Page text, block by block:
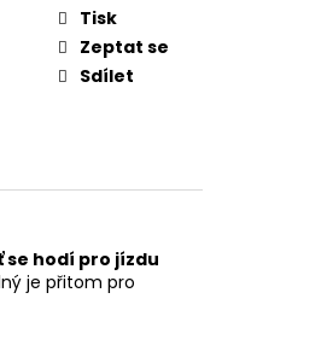
Tisk
Zeptat se
Sdílet
hodí pro jízdu
je přitom pro